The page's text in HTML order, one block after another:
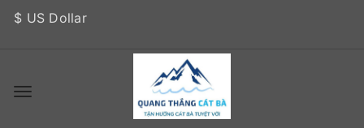
$ US Dollar